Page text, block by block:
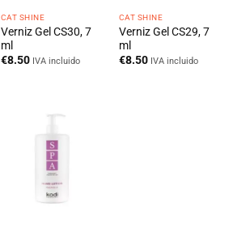
CAT SHINE
Verniz Gel CS30, 7
ml
€8.50 IVA incluido
CAT SHINE
Verniz Gel CS29, 7
ml
€8.50 IVA incluido